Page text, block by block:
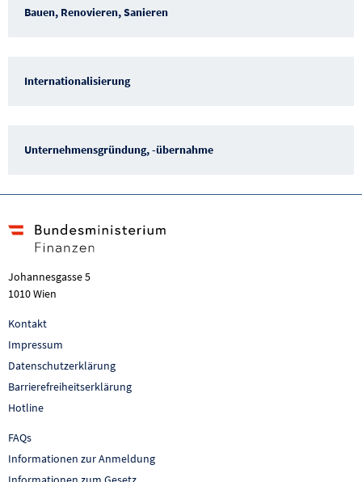
Bauen, Renovieren, Sanieren
Internationalisierung
Unternehmensgründung, -übernahme
Johannesgasse 5
1010 Wien
Kontakt
Impressum
Datenschutzerklärung
Barrierefreiheitserklärung
Hotline
FAQs
Informationen zur Anmeldung